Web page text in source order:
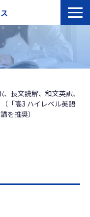
長文読解、和文英訳、
「高3 ハイレベル英語
を推奨）